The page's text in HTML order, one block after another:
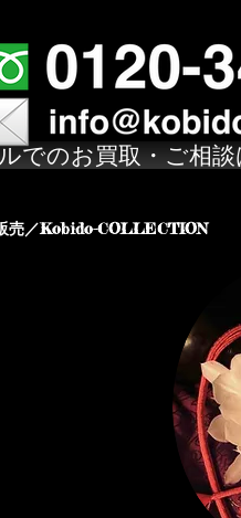
売／Kobido-COLLECTION
でのお買取・ご相